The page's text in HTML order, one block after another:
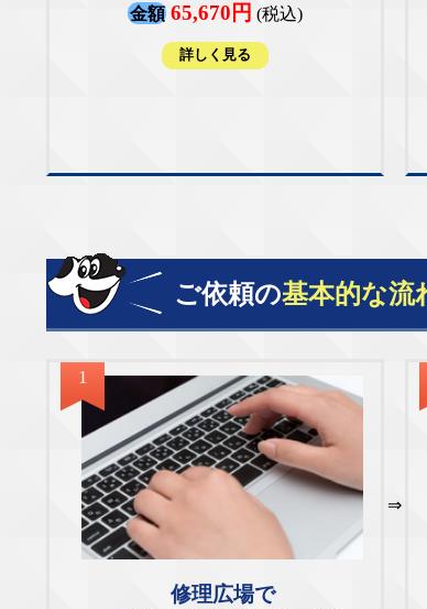
金額 65,670円 (税込)
詳しく見る
ご依頼の基本的な流
1
修理広場で
⇒